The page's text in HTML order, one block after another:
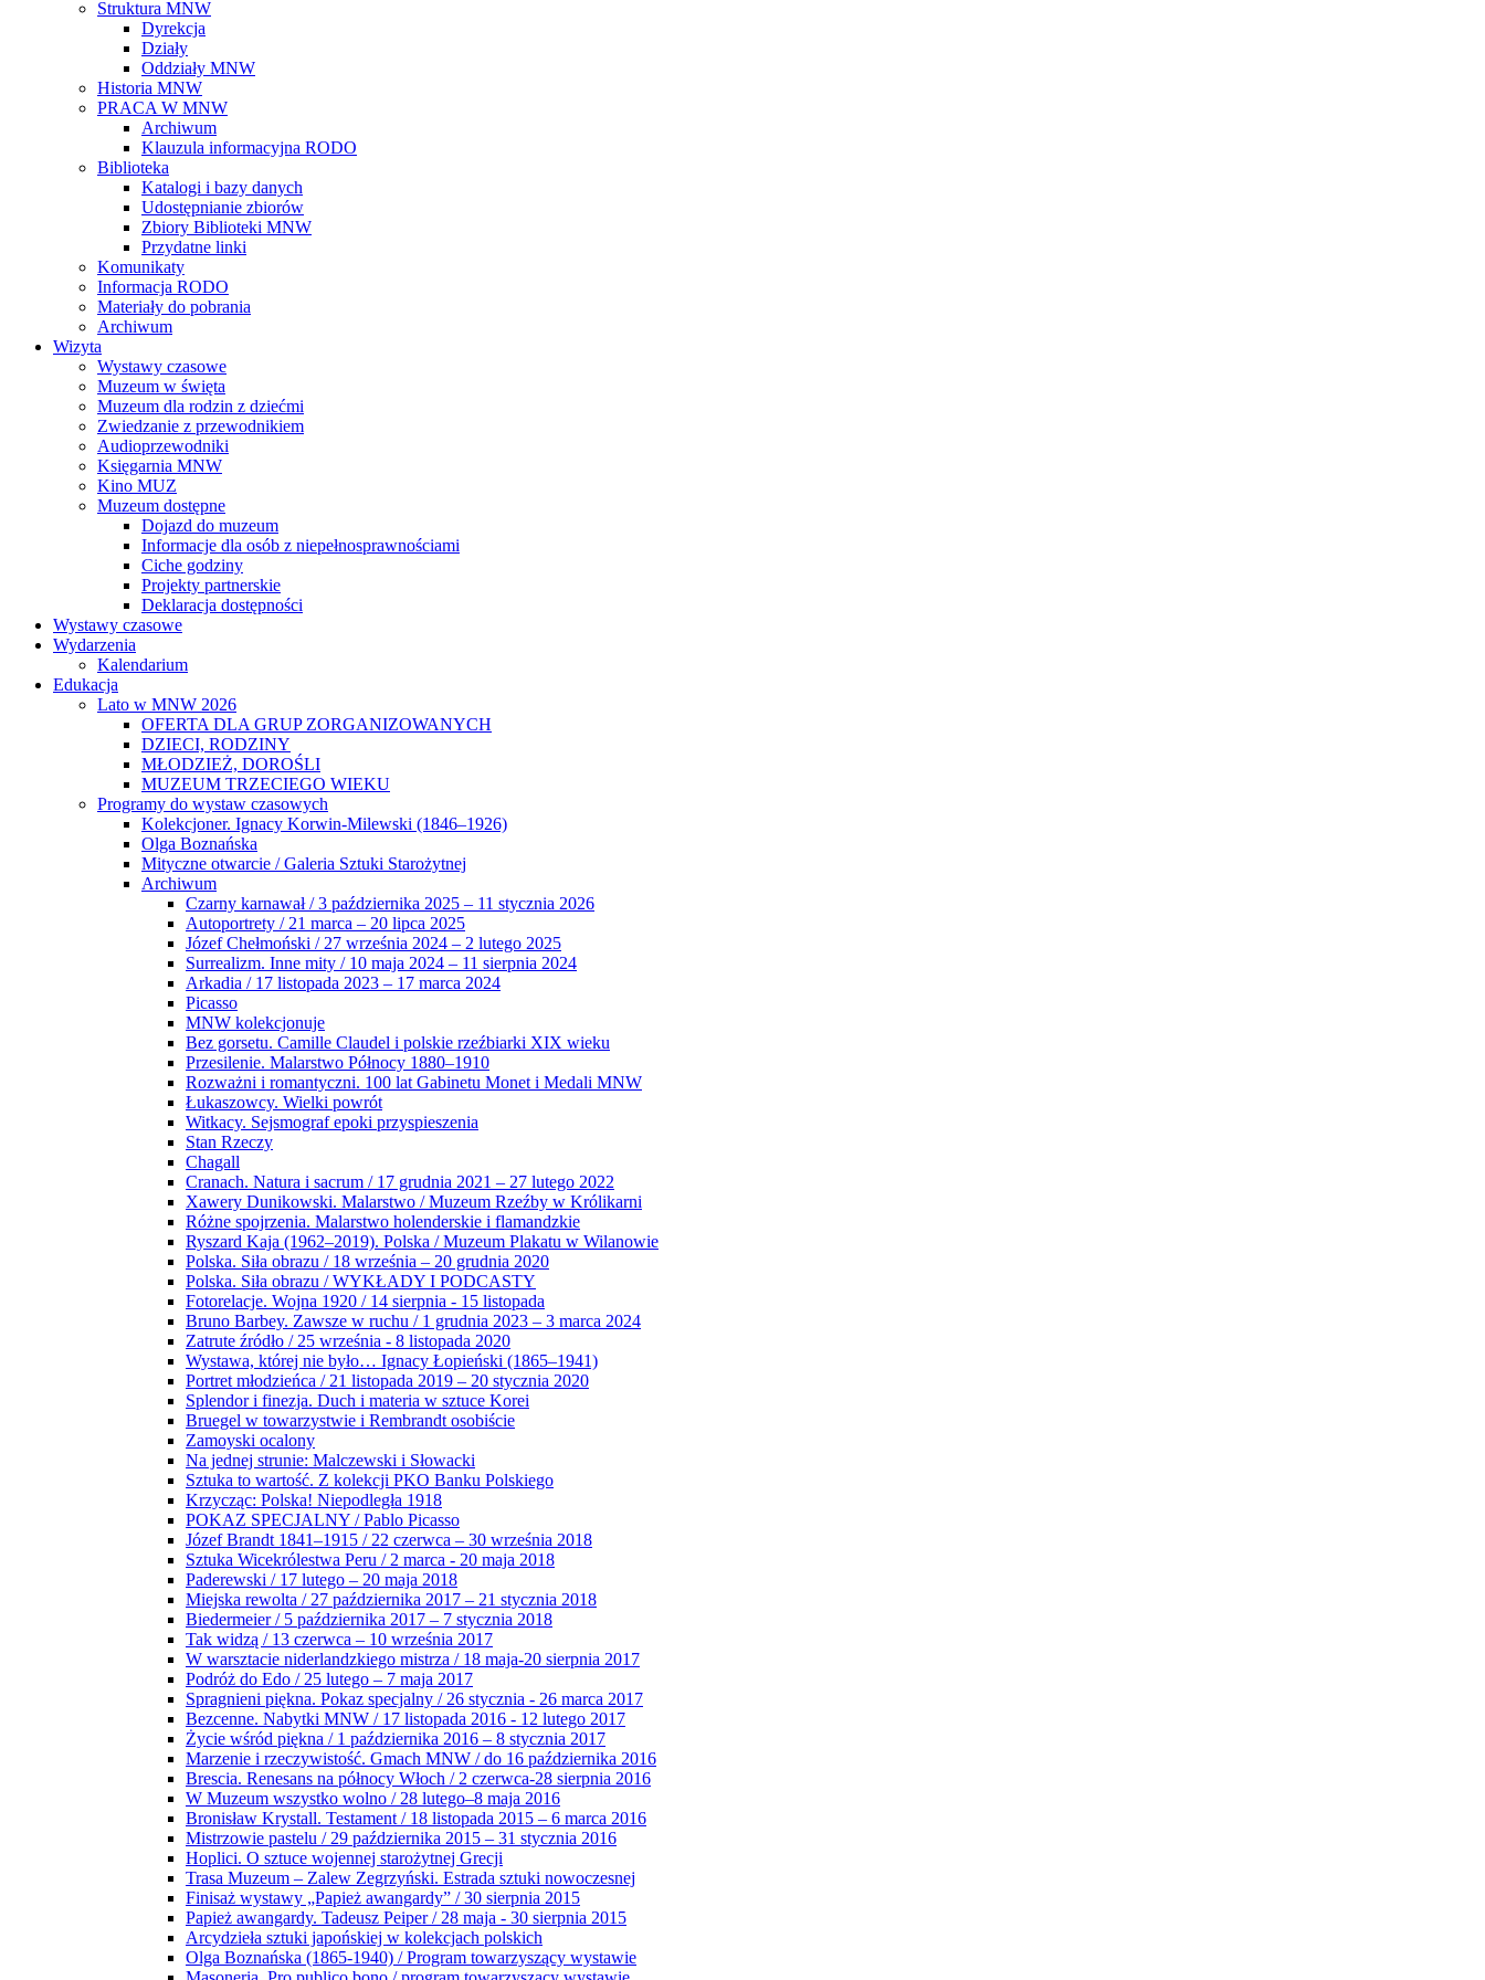
Struktura MNW
Dyrekcja
Działy
Oddziały MNW
Historia MNW
PRACA W MNW
Archiwum
Klauzula informacyjna RODO
Biblioteka
Katalogi i bazy danych
Udostępnianie zbiorów
Zbiory Biblioteki MNW
Przydatne linki
Komunikaty
Informacja RODO
Materiały do pobrania
Archiwum
Wizyta
Wystawy czasowe
Muzeum w święta
Muzeum dla rodzin z dziećmi
Zwiedzanie z przewodnikiem
Audioprzewodniki
Księgarnia MNW
Kino MUZ
Muzeum dostępne
Dojazd do muzeum
Informacje dla osób z niepełnosprawnościami
Ciche godziny
Projekty partnerskie
Deklaracja dostępności
Wystawy czasowe
Wydarzenia
Kalendarium
Edukacja
Lato w MNW 2026
OFERTA DLA GRUP ZORGANIZOWANYCH
DZIECI, RODZINY
MŁODZIEŻ, DOROŚLI
MUZEUM TRZECIEGO WIEKU
Programy do wystaw czasowych
Kolekcjoner. Ignacy Korwin-Milewski (1846–1926)
Olga Boznańska
Mityczne otwarcie / Galeria Sztuki Starożytnej
Archiwum
Czarny karnawał / 3 października 2025 – 11 stycznia 2026
Autoportrety / 21 marca – 20 lipca 2025
Józef Chełmoński / 27 września 2024 – 2 lutego 2025
Surrealizm. Inne mity / 10 maja 2024 – 11 sierpnia 2024
Arkadia / 17 listopada 2023 – 17 marca 2024
Picasso
MNW kolekcjonuje
Bez gorsetu. Camille Claudel i polskie rzeźbiarki XIX wieku
Przesilenie. Malarstwo Północy 1880–1910
Rozważni i romantyczni. 100 lat Gabinetu Monet i Medali MNW
Łukaszowcy. Wielki powrót
Witkacy. Sejsmograf epoki przyspieszenia
Stan Rzeczy
Chagall
Cranach. Natura i sacrum / 17 grudnia 2021 – 27 lutego 2022
Xawery Dunikowski. Malarstwo / Muzeum Rzeźby w Królikarni
Różne spojrzenia. Malarstwo holenderskie i flamandzkie
Ryszard Kaja (1962–2019). Polska / Muzeum Plakatu w Wilanowie
Polska. Siła obrazu / 18 września – 20 grudnia 2020
Polska. Siła obrazu / WYKŁADY I PODCASTY
Fotorelacje. Wojna 1920 / 14 sierpnia - 15 listopada
Bruno Barbey. Zawsze w ruchu / 1 grudnia 2023 – 3 marca 2024
Zatrute źródło / 25 września - 8 listopada 2020
Wystawa, której nie było… Ignacy Łopieński (1865–1941)
Portret młodzieńca / 21 listopada 2019 – 20 stycznia 2020
Splendor i finezja. Duch i materia w sztuce Korei
Bruegel w towarzystwie i Rembrandt osobiście
Zamoyski ocalony
Na jednej strunie: Malczewski i Słowacki
Sztuka to wartość. Z kolekcji PKO Banku Polskiego
Krzycząc: Polska! Niepodległa 1918
POKAZ SPECJALNY / Pablo Picasso
Józef Brandt 1841–1915 / 22 czerwca – 30 września 2018
Sztuka Wicekrólestwa Peru / 2 marca - 20 maja 2018
Paderewski / 17 lutego – 20 maja 2018
Miejska rewolta / 27 października 2017 – 21 stycznia 2018
Biedermeier / 5 października 2017 – 7 stycznia 2018
Tak widzą / 13 czerwca – 10 września 2017
W warsztacie niderlandzkiego mistrza / 18 maja-20 sierpnia 2017
Podróż do Edo / 25 lutego – 7 maja 2017
Spragnieni piękna. Pokaz specjalny / 26 stycznia - 26 marca 2017
Bezcenne. Nabytki MNW / 17 listopada 2016 - 12 lutego 2017
Życie wśród piękna / 1 października 2016 – 8 stycznia 2017
Marzenie i rzeczywistość. Gmach MNW / do 16 października 2016
Brescia. Renesans na północy Włoch / 2 czerwca-28 sierpnia 2016
W Muzeum wszystko wolno / 28 lutego–8 maja 2016
Bronisław Krystall. Testament / 18 listopada 2015 – 6 marca 2016
Mistrzowie pastelu / 29 października 2015 – 31 stycznia 2016
Hoplici. O sztuce wojennej starożytnej Grecji
Trasa Muzeum – Zalew Zegrzyński. Estrada sztuki nowoczesnej
Finisaż wystawy „Papież awangardy” / 30 sierpnia 2015
Papież awangardy. Tadeusz Peiper / 28 maja - 30 sierpnia 2015
Arcydzieła sztuki japońskiej w kolekcjach polskich
Olga Boznańska (1865-1940) / Program towarzyszący wystawie